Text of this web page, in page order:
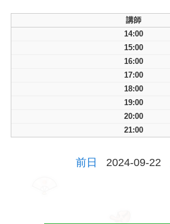
講師
14:00
15:00
16:00
17:00
18:00
19:00
20:00
21:00
前日 2024-09-22